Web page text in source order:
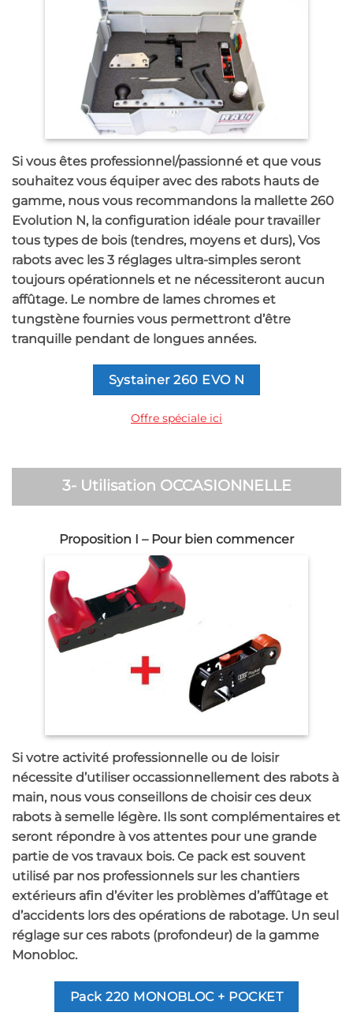
Si vous êtes professionnel/passionné et que vous
souhaitez vous équiper avec des rabots hauts de
gamme, nous vous recommandons la mallette 260
Evolution N, la configuration idéale pour travailler
tous types de bois (tendres, moyens et durs), Vos
rabots avec les 3 réglages ultra-simples seront
toujours opérationnels et ne nécessiteront aucun
affûtage. Le nombre de lames chromes et
tungstène fournies vous permettront d’être
tranquille pendant de longues années.
Systainer 260 EVO N
Offre spéciale ici
3- Utilisation OCCASIONNELLE
Proposition I – Pour bien commencer
Si votre activité professionnelle ou de loisir
nécessite d’utiliser occassionnellement des rabots à
main, nous vous conseillons de choisir ces deux
rabots à semelle légère. Ils sont complémentaires et
seront répondre à vos attentes pour une grande
partie de vos travaux bois. Ce pack est souvent
utilisé par nos professionnels sur les chantiers
extérieurs afin d’éviter les problèmes d’affûtage et
d’accidents lors des opérations de rabotage. Un seul
réglage sur ces rabots (profondeur) de la gamme
Monobloc.
Pack 220 MONOBLOC + POCKET